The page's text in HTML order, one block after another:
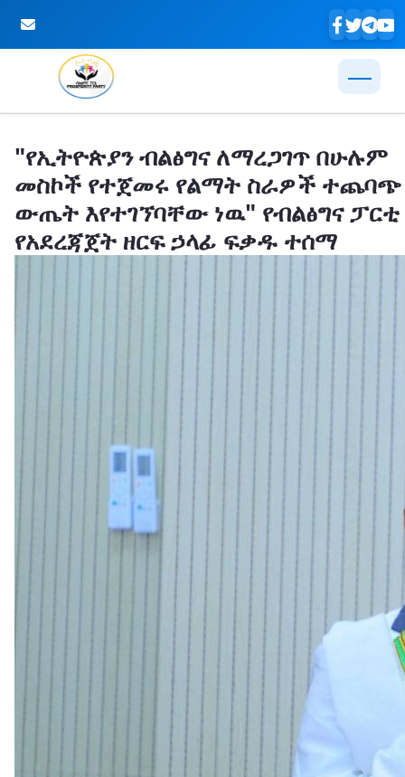
"የኢትዮጵያን ብልፅግና ለማረጋገጥ በሁሉም
መስኮች የተጀመሩ የልማት ስራዎች ተጨባጭ
ውጤት እየተገኘባቸው ነዉ" የብልፅግና ፓርቲ
የአደረጃጀት ዘርፍ ኃላፊ ፍቃዱ ተሰማ